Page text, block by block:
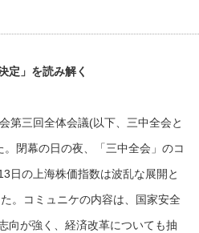
定」を読み解く
第三回全体会議(以下、三中全会と
閉幕の日の夜、「三中全会」のコ
日の上海株価指数は波乱な展開と
。コミュニケの内容は、国家安全
向が強く、経済改革についても抽